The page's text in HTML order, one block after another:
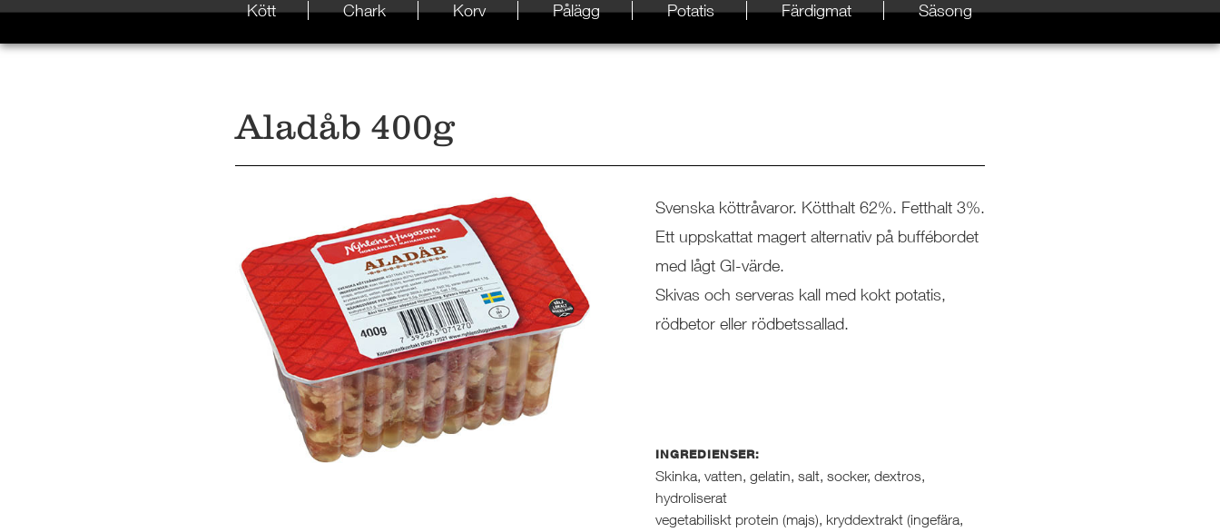
Kött Chark Korv Pålägg Potatis Färdigmat Säsong
Aladåb 400g
Svenska köttråvaror. Kötthalt 62%. Fetthalt 3%.
Ett uppskattat magert alternativ på buffébordet
med lågt GI-värde.
Skivas och serveras kall med kokt potatis,
rödbetor eller rödbetssallad.
INGREDIENSER:
Skinka, vatten, gelatin, salt, socker, dextros,
hydroliserat
vegetabiliskt protein (majs), kryddextrakt (ingefära,